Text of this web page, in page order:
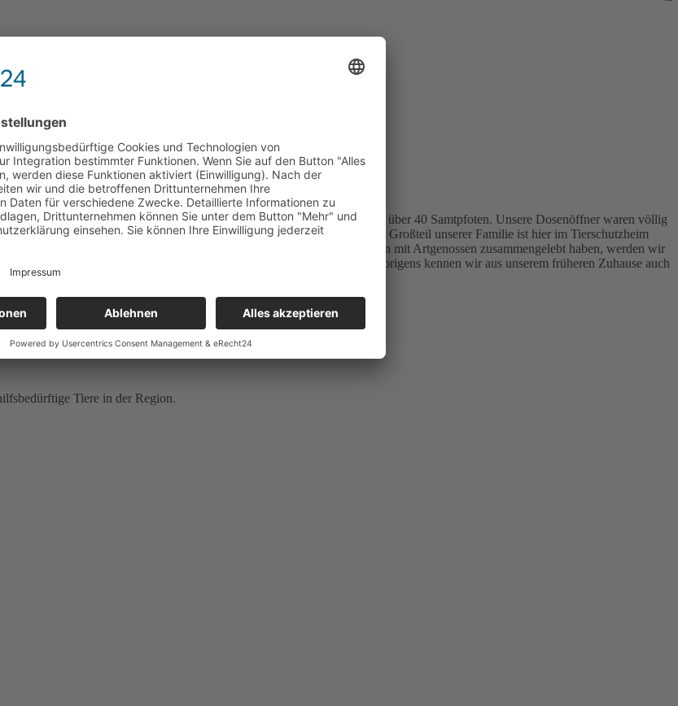
VERMITTELT!
Katzen. Wir kommen alle aus einem Haushalt, insgesamt waren wir über 40 Samtpfoten. Unsere Dosenöffner waren völlig
Situation aufmerksam geworden und wir haben Hilfe bekommen. Ein Großteil unserer Familie ist hier im Tierschutzheim
wir topfit und bereit für ein neues, richtige Zuhause. Da wir immer schon mit Artgenossen zusammengelebt haben, werden wir
alle „Indoor-Katzen“, Freigang können wir uns aber auch vorstellen. Übrigens kennen wir aus unserem früheren Zuhause auch
vorbei.
Tiere in der Region.